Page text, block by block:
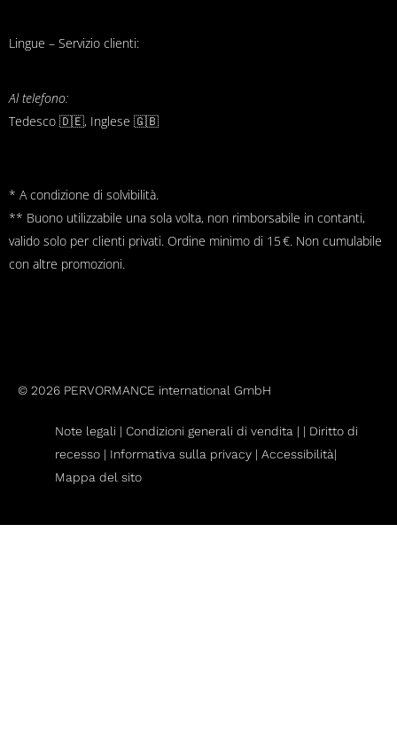
Lingue – Servizio clienti:
Al telefono:
Tedesco 🇩🇪, Inglese 🇬🇧
* A condizione di solvibilità.
** Buono utilizzabile una sola volta, non rimborsabile in contanti,
valido solo per clienti privati. Ordine minimo di 15 €. Non cumulabile
con altre promozioni.
© 2026 PERVORMANCE international GmbH
Note legali | Condizioni generali di vendita | | Diritto di
recesso | Informativa sulla privacy | Accessibilità|
Mappa del sito